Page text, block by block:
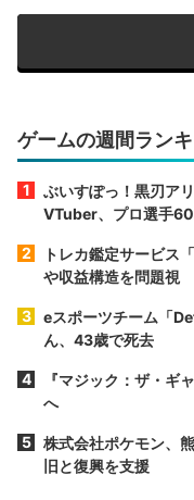
ゲームの週間ラン
ぶいすぽっ！黒刃ア
VTuber、プロ選手
トレカ鑑定サービス
や収益構造を問題視
eスポーツチーム「
ん、43歳で死去
『マジック：ザ・ギ
へ
株式会社ポケモン、
旧と復興を支援